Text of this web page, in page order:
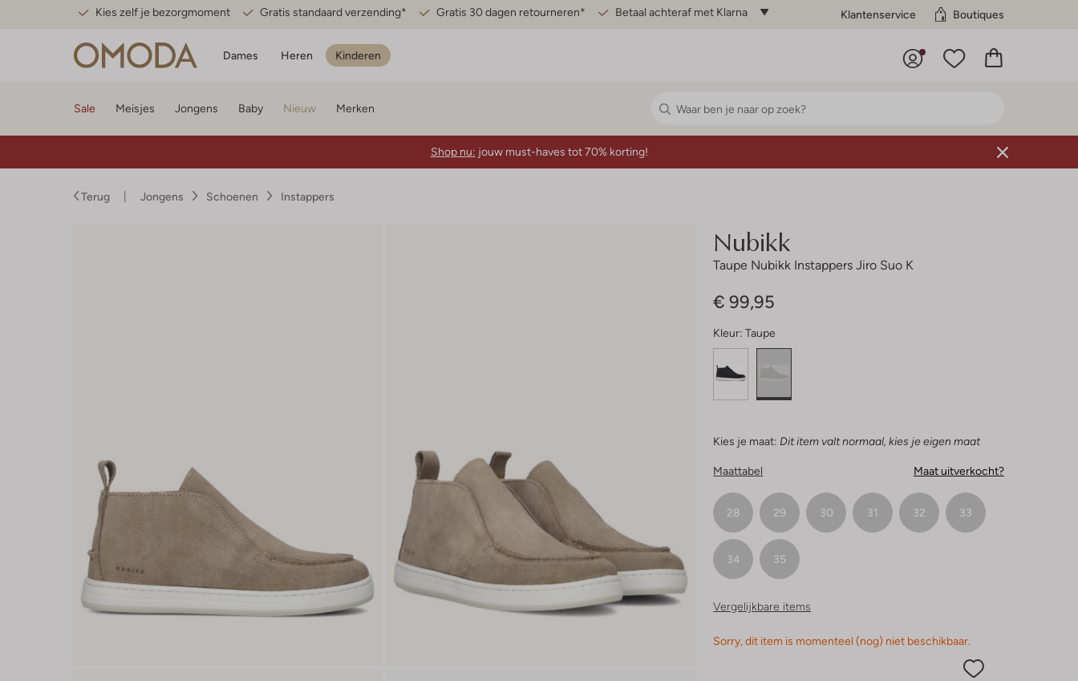
Kies zelf je bezorgmoment Gratis standaard verzending* Gratis 30 dagen retourneren* Betaal achteraf met Klarna Klantenservice Boutiques
Dames Heren Kinderen
Sale Meisjes Jongens Baby Nieuw Merken
Shop nu: jouw must-haves tot 70% korting!
Terug Jongens Schoenen Instappers
Nubikk
Taupe Nubikk Instappers Jiro Suo K
€ 99,95
Kleur: Taupe
Kies je maat: Dit item valt normaal, kies je eigen maat
Maattabel Maat uitverkocht?
28 29 30 31 32 33
34 35
Vergelijkbare items
Sorry, dit item is momenteel (nog) niet beschikbaar.